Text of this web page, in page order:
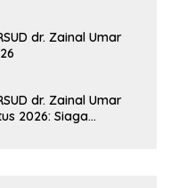
dr. Zainal Umar
dr. Zainal Umar
2026: Siaga